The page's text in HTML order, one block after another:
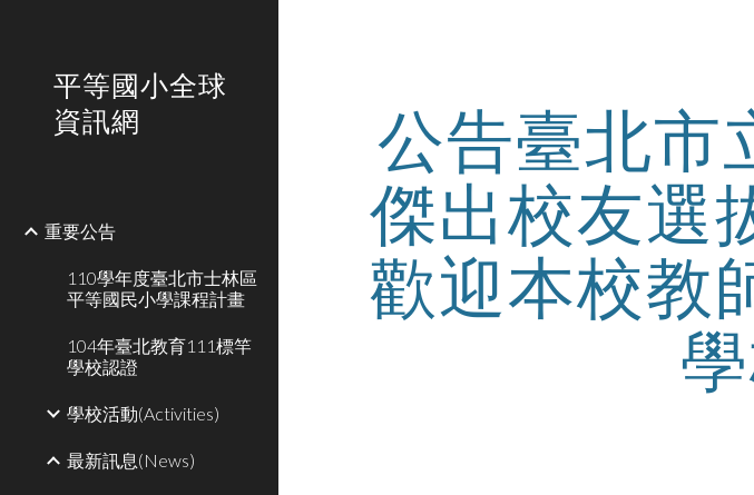
平等國小全球
資訊網
重要公告
110學年度臺北市士林區
平等國民小學課程計畫
104年臺北教育111標竿
學校認證
學校活動(Activities)
最新訊息(News)
公告臺北市
傑出校友選
歡迎本校教